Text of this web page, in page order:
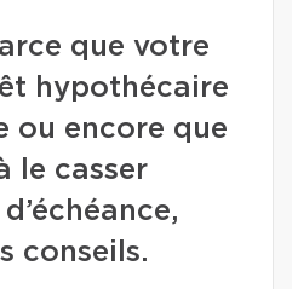
que votre
hypothécaire
ou encore que
le casser
conseils.